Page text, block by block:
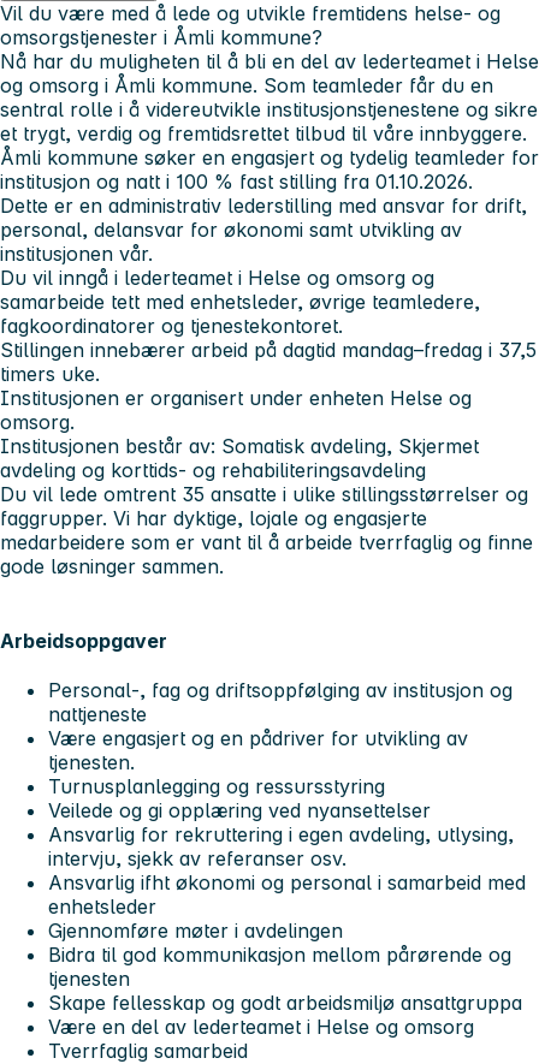
Vil du være med å lede og utvikle fremtidens helse- og
omsorgstjenester i Åmli kommune?
Nå har du muligheten til å bli en del av lederteamet i Helse
og omsorg i Åmli kommune. Som teamleder får du en
sentral rolle i å videreutvikle institusjonstjenestene og sikre
et trygt, verdig og fremtidsrettet tilbud til våre innbyggere.
Åmli kommune søker en engasjert og tydelig teamleder for
institusjon og natt i 100 % fast stilling fra 01.10.2026.
Dette er en administrativ lederstilling med ansvar for drift,
personal, delansvar for økonomi samt utvikling av
institusjonen vår.
Du vil inngå i lederteamet i Helse og omsorg og
samarbeide tett med enhetsleder, øvrige teamledere,
fagkoordinatorer og tjenestekontoret.
Stillingen innebærer arbeid på dagtid mandag–fredag i 37,5
timers uke.
Institusjonen er organisert under enheten Helse og
omsorg.
Institusjonen består av: Somatisk avdeling, Skjermet
avdeling og korttids- og rehabiliteringsavdeling
Du vil lede omtrent 35 ansatte i ulike stillingsstørrelser og
faggrupper. Vi har dyktige, lojale og engasjerte
medarbeidere som er vant til å arbeide tverrfaglig og finne
gode løsninger sammen.
Arbeidsoppgaver
Personal-, fag og driftsoppfølging av institusjon og
nattjeneste
Være engasjert og en pådriver for utvikling av
tjenesten.
Turnusplanlegging og ressursstyring
Veilede og gi opplæring ved nyansettelser
Ansvarlig for rekruttering i egen avdeling, utlysing,
intervju, sjekk av referanser osv.
Ansvarlig ifht økonomi og personal i samarbeid med
enhetsleder
Gjennomføre møter i avdelingen
Bidra til god kommunikasjon mellom pårørende og
tjenesten
Skape fellesskap og godt arbeidsmiljø ansattgruppa
Være en del av lederteamet i Helse og omsorg
Tverrfaglig samarbeid